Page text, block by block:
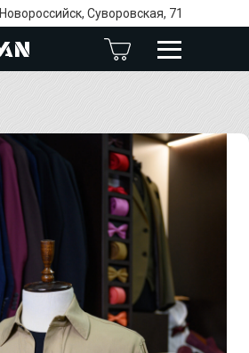
Новороссийск, Суворовская, 71